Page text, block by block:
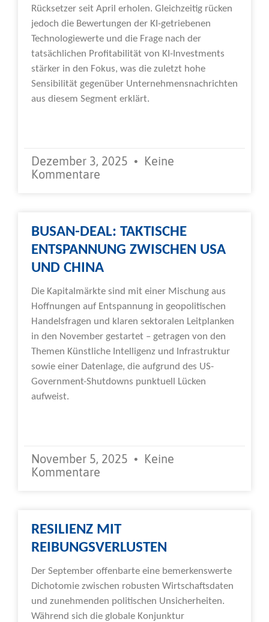
Rücksetzer seit April erholen. Gleichzeitig rücken
jedoch die Bewertungen der KI-getriebenen
Technologiewerte und die Frage nach der
tatsächlichen Profitabilität von KI-Investments
stärker in den Fokus, was die zuletzt hohe
Sensibilität gegenüber Unternehmensnachrichten
aus diesem Segment erklärt.
Dezember 3, 2025
Keine
Kommentare
BUSAN-DEAL: TAKTISCHE
ENTSPANNUNG ZWISCHEN USA
UND CHINA
Die Kapitalmärkte sind mit einer Mischung aus
Hoffnungen auf Entspannung in geopolitischen
Handelsfragen und klaren sektoralen Leitplanken
in den November gestartet – getragen von den
Themen Künstliche Intelligenz und Infrastruktur
sowie einer Datenlage, die aufgrund des US-
Government-Shutdowns punktuell Lücken
aufweist.
November 5, 2025
Keine
Kommentare
RESILIENZ MIT
REIBUNGSVERLUSTEN
Der September offenbarte eine bemerkenswerte
Dichotomie zwischen robusten Wirtschaftsdaten
und zunehmenden politischen Unsicherheiten.
Während sich die globale Konjunktur